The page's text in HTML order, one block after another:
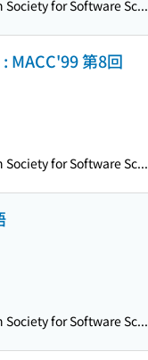
Society for Software Sc...
MACC'99 第8回
Society for Software Sc...
Society for Software Sc...